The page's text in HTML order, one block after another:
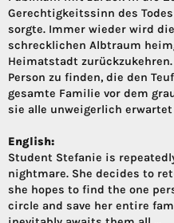
Gerechtigkeitssinn des
sorgte. Immer wieder wird
schrecklichen Albtraum
Heimatstadt
Person zu finden, die den
gesamte Familie vor dem
sie alle unweigerlich
English:
Student Stefanie is
nightmare. She decides to
she hopes to find the one
circle and save her entire